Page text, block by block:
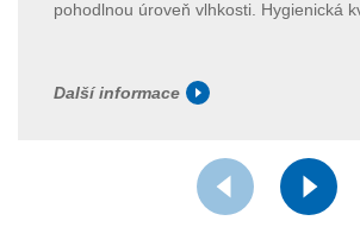
pohodlnou úroveň vlhkosti. Hygienická
Další informace